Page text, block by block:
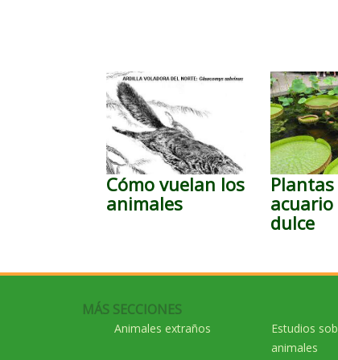
Cómo vuelan los
animales
acuario
dulce
MÁS SECCIONES
Animales extraños
Estudios
animales